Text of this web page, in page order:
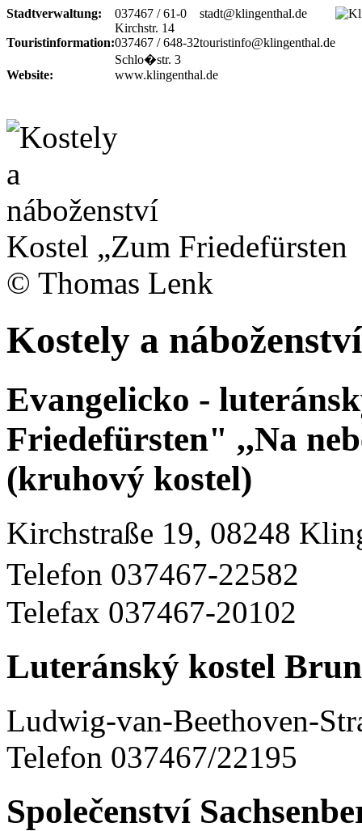
Stadtverwaltung:
037467 / 61-0
Kirchstr. 14
stadt@klingenthal.de
Touristinformation:037467 / 648-32
Schlo�str. 3
touristinfo@klingenthal.de
Website: www.klingenthal.de
Kostel „Zum Friedefürsten
© Thomas Lenk
Kostely a náboženství
Evangelicko -
Friedefürsten" ,,Na
(kruhový kostel)
Kirchstraße 19, 08248
Telefon 037467-22582
Telefax 037467-20102
Luteránský kostel
Ludwig-van-Beethoven-
Telefon 037467/22195
Společenství